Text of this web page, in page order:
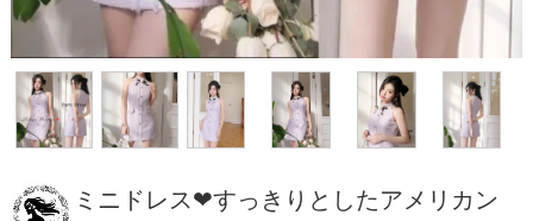
ミニドレス❤すっきりとしたアメリカン